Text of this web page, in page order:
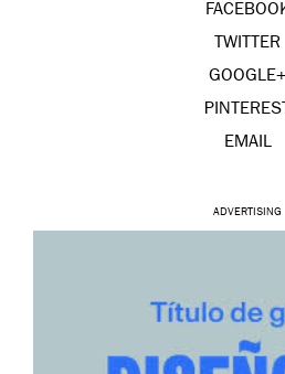
TWITTER
GOOGLE+
EMAIL
ADVERTISING